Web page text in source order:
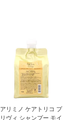
アリミノ ケアトリコ プ
リヴィ シャンプー モイ